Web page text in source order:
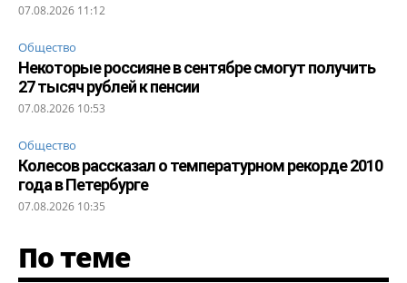
07.08.2026 11:12
Общество
Некоторые россияне в сентябре смогут получить
27 тысяч рублей к пенсии
07.08.2026 10:53
Общество
Колесов рассказал о температурном рекорде 2010
года в Петербурге
07.08.2026 10:35
По теме